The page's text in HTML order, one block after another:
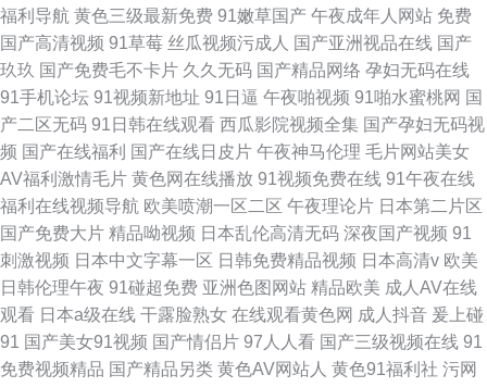
福利导航 黄色三级最新免费 91嫩草国产 午夜成年人网站 免费
国产高清视频 91草莓 丝瓜视频污成人 国产亚洲视品在线 国产
玖玖 国产免费毛不卡片 久久无码 国产精品网络 孕妇无码在线
91手机论坛 91视频新地址 91日逼 午夜啪视频 91啪水蜜桃网 国
产二区无码 91日韩在线观看 西瓜影院视频全集 国产孕妇无码视
频 国产在线福利 国产在线日皮片 午夜神马伦理 毛片网站美女
AV福利激情毛片 黄色网在线播放 91视频免费在线 91午夜在线
福利在线视频导航 欧美喷潮一区二区 午夜理论片 日本第二片区
国产免费大片 精品呦视频 日本乱伦高清无码 深夜国产视频 91
刺激视频 日本中文字幕一区 日韩免费精品视频 日本高清v 欧美
日韩伦理午夜 91碰超免费 亚洲色图网站 精品欧美 成人AV在线
观看 日本a级在线 干露脸熟女 在线观看黄色网 成人抖音 爰上碰
91 国产美女91视频 国产情侣片 97人人看 国产三级视频在线 91
免费视频精品 国产精品另类 黄色AV网站人 黄色91福利社 污网